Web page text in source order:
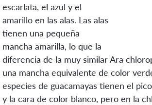
escarlata, el azul y el
amarillo en las alas. Las alas
tienen una pequeña
mancha amarilla, lo que la
diferencia de la muy similar Ara
una mancha equivalente de color
especies de guacamayas tienen el
y la cara de color blanco, pero en la